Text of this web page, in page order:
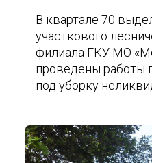
В квартале 70
участкового
филиала ГКУ МО
проведены работы
под уборку